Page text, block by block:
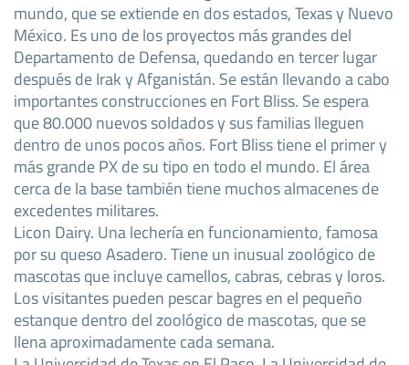
mundo, que se extiende en dos estados, Texas y Nuevo
México. Es uno de los proyectos más grandes del
Departamento de Defensa, quedando en tercer lugar
después de Irak y Afganistán. Se están llevando a cabo
importantes construcciones en Fort Bliss. Se espera
que 80.000 nuevos soldados y sus familias lleguen
dentro de unos pocos años. Fort Bliss tiene el primer y
más grande PX de su tipo en todo el mundo. El área
cerca de la base también tiene muchos almacenes de
excedentes militares.
Licon Dairy. Una lechería en funcionamiento, famosa
por su queso Asadero. Tiene un inusual zoológico de
mascotas que incluye camellos, cabras, cebras y loros.
Los visitantes pueden pescar bagres en el pequeño
estanque dentro del zoológico de mascotas, que se
llena aproximadamente cada semana.